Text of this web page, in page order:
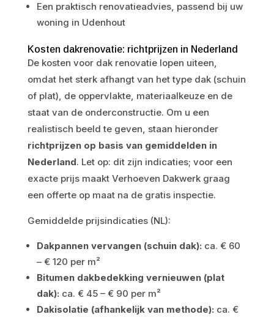
Een praktisch renovatieadvies, passend bij uw
woning in Udenhout
Kosten dakrenovatie: richtprijzen in Nederland
De kosten voor dak renovatie lopen uiteen,
omdat het sterk afhangt van het type dak (schuin
of plat), de oppervlakte, materiaalkeuze en de
staat van de onderconstructie. Om u een
realistisch beeld te geven, staan hieronder
richtprijzen op basis van gemiddelden in
Nederland. Let op: dit zijn indicaties; voor een
exacte prijs maakt Verhoeven Dakwerk graag
een offerte op maat na de gratis inspectie.
Gemiddelde prijsindicaties (NL):
Dakpannen vervangen (schuin dak): ca. € 60
– € 120 per m²
Bitumen dakbedekking vernieuwen (plat
dak): ca. € 45 – € 90 per m²
Dakisolatie (afhankelijk van methode): ca. €